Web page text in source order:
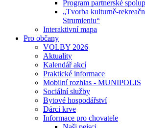
Program partnerské
„Tvorba kulturně-
Strumieniu“
Interaktivní mapa
Pro občany
VOLBY 2026
Aktuality
Kalendář akcí
Praktické informace
Mobilní rozhlas - MUNIPOLIS
Sociální služby
Bytové hospodářství
Dárci krve
Informace pro chovatele